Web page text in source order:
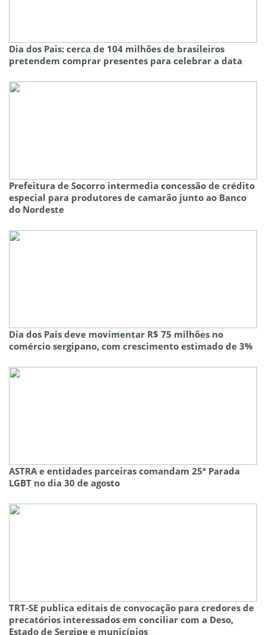
Dia dos Pais: cerca de 104 milhões de brasileiros
pretendem comprar presentes para celebrar a data
Prefeitura de Socorro intermedia concessão de crédito
especial para produtores de camarão junto ao Banco
do Nordeste
Dia dos Pais deve movimentar R$ 75 milhões no
comércio sergipano, com crescimento estimado de 3%
ASTRA e entidades parceiras comandam 25ª Parada
LGBT no dia 30 de agosto
TRT-SE publica editais de convocação para credores de
precatórios interessados em conciliar com a Deso,
Estado de Sergipe e municípios